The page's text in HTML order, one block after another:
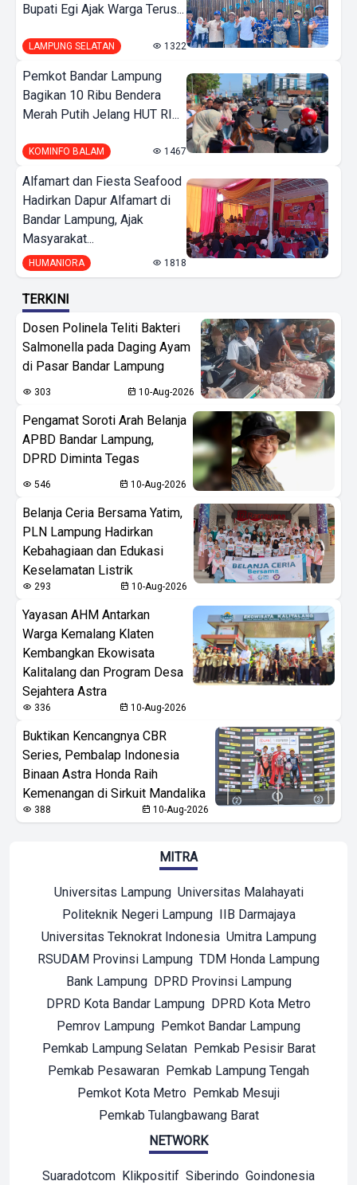
Bupati Egi Ajak Warga Terus...
LAMPUNG SELATAN 1322
Pemkot Bandar Lampung
Bagikan 10 Ribu Bendera
Merah Putih Jelang HUT RI...
KOMINFO BALAM 1467
Alfamart dan Fiesta Seafood
Hadirkan Dapur Alfamart di
Bandar Lampung, Ajak
Masyarakat...
HUMANIORA 1818
TERKINI
Dosen Polinela Teliti Bakteri
Salmonella pada Daging Ayam
di Pasar Bandar Lampung
303 10-Aug-2026
Pengamat Soroti Arah Belanja
APBD Bandar Lampung,
DPRD Diminta Tegas
546 10-Aug-2026
Belanja Ceria Bersama Yatim,
PLN Lampung Hadirkan
Kebahagiaan dan Edukasi
Keselamatan Listrik
293 10-Aug-2026
Yayasan AHM Antarkan
Warga Kemalang Klaten
Kembangkan Ekowisata
Kalitalang dan Program Desa
Sejahtera Astra
336 10-Aug-2026
Buktikan Kencangnya CBR
Series, Pembalap Indonesia
Binaan Astra Honda Raih
Kemenangan di Sirkuit Mandalika
388 10-Aug-2026
MITRA
Universitas Lampung Universitas Malahayati
Politeknik Negeri Lampung IIB Darmajaya
Universitas Teknokrat Indonesia Umitra Lampung
RSUDAM Provinsi Lampung TDM Honda Lampung
Bank Lampung DPRD Provinsi Lampung
DPRD Kota Bandar Lampung DPRD Kota Metro
Pemrov Lampung Pemkot Bandar Lampung
Pemkab Lampung Selatan Pemkab Pesisir Barat
Pemkab Pesawaran Pemkab Lampung Tengah
Pemkot Kota Metro Pemkab Mesuji
Pemkab Tulangbawang Barat
NETWORK
Suaradotcom Klikpositif Siberindo Goindonesia